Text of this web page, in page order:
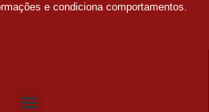
e condiciona comportamentos.